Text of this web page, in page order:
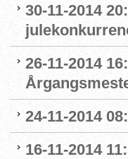
30-11-2014
26-11-2014
24-11-2014
16-11-2014